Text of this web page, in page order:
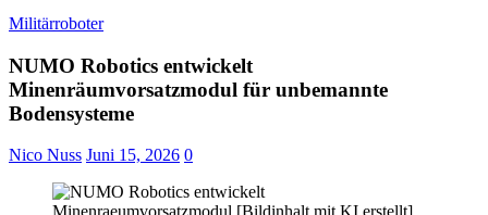
Militärroboter
NUMO Robotics entwickelt
Minenräumvorsatzmodul für unbemannte
Bodensysteme
Nico Nuss Juni 15, 2026 0